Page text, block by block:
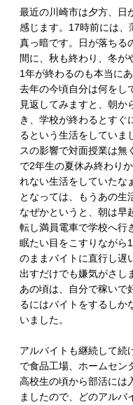
最近の川崎市は夕方、日
感じます。17時前には、
真っ暗です。日が落ちる
間に、秋も終わり、冬が
1年が終わるのも本当に
去年の今頃自分は何をし
見返してみますと、朝か
き、学校が終わるとすぐ
るという生活をしていま
スの影響で対面授業は無
で2年生の夏休み終わり
れない生活をしていたな
となっては、もうあの生
なぜかというと、朝は早
転し満員電車で学校へ行
眠たい目をこすりながら
のままバイトに直行し遅
出すだけでも嫌気がさし
あの頃は、自分で稼いで
るにはバイトをするしか
いました。
アルバイトも継続して続
で食品工場、ホームセン
高校生の頃から部活には
ましたので、どのアルバ